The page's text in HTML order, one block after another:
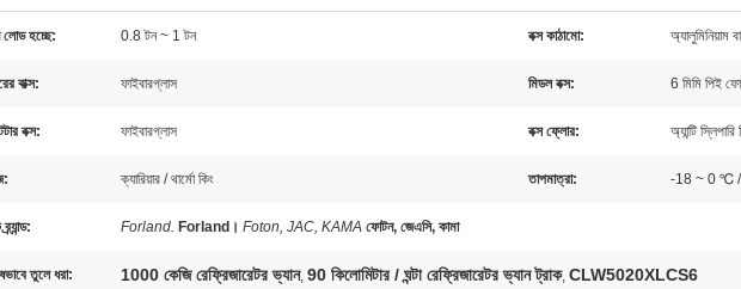
হচ্ছে: 0.8 টন ~ 1 টন বক্স কাঠামো: অ্যালুমিনিয়াম
বাক্স: ফাইবারগ্লাস মিডল বক্স: 6 মিমি পিই
বক্স: ফাইবারগ্লাস বক্স ফ্লোর: অ্যান্টি
ক্যারিয়ার / থার্মো কিং তাপমাত্রা: -18 ~ 0 ℃ /
Forland. Forland। Foton, JAC, KAMA ফোটন, জেএসি, কামা
তুলে ধরা: 1000 কেজি রেফ্রিজারেটর ভ্যান, 90 কিলোমিটার / ঘন্টা রেফ্রিজারেটর ভ্যান ট্রাক, CLW5020XLCS6